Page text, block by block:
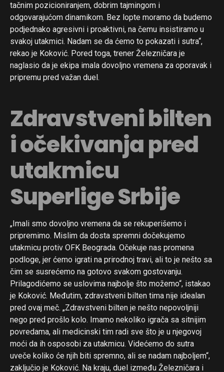
tačnim pozicioniranjem, dobrim tajmingom i
odgovarajućom dinamikom. Bez lopte moramo da budemo
podjednako agresivni i proaktivni, na čemu insistiramo u
svakoj utakmici. Nadam se da ćemo to pokazati i sutra“,
rekao je Koković. Pored toga, trener Železničara je
naglasio da je ekipa imala dovoljno vremena za oporavak i
pripremu pred važan duel.
Zdravstveni bilten
i očekivanja pred
utakmicu
Superlige Srbije
„Imali smo dovoljno vremena da se rekuperišemo i
pripremimo. Mislim da dosta spremni dočekujemo
utakmicu protiv OFK Beograda. Očekuje nas promena
podloge, jer ćemo igrati na prirodnoj travi, ali to je nešto sa
čim se susrećemo na gotovo svakom gostovanju.
Prilagodićemo se uslovima najbolje što možemo“, istakao
je Koković. Međutim, zdravstveni bilten tima nije idealan
pred ovaj meč. „Zdravstveni bilten je nešto nepovoljniji
nego pred prošlo kolo. Imamo nekoliko igrača sa sitnijim
povredama, ali medicinski tim radi sve što je u njegovoj
moći da ih osposobi za utakmicu. Videćemo do sutra
uveče koliko će njih biti spremno, ali se nadam najboljem“,
zaključio je Koković. Na kraju, duel između Železničara i